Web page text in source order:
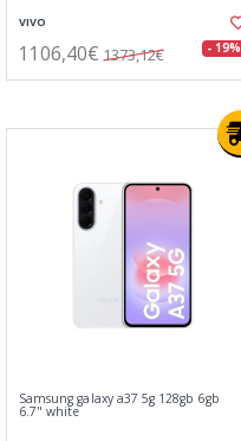
VIVO
1106,40€ 1373,12€ - 19%
Samsung galaxy a37 5g 128gb 6gb
6.7" white